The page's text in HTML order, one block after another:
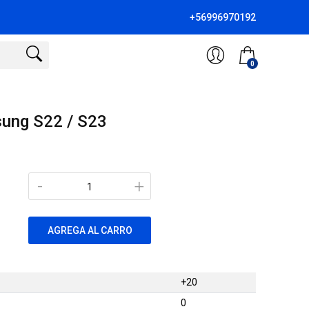
+56996970192
0
S22 / S23
+
-
AGREGA AL CARRO
+20
0